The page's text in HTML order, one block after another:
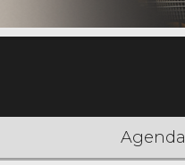
Agenda